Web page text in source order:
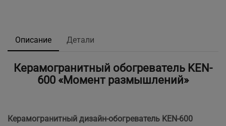
Описание Детали
Керамогранитный обогреватель KEN-
600 «Момент размышлений»
Керамогранитный дизайн-обогреватель KEN-600